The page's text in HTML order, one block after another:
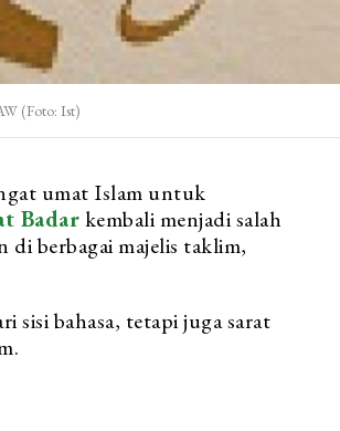
(Foto: Ist)
umat Islam untuk
Badarkembali menjadi salah
di berbagai majelis taklim,
sisi bahasa, tetapi juga sarat